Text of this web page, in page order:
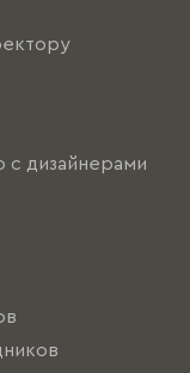
с дизайнерами